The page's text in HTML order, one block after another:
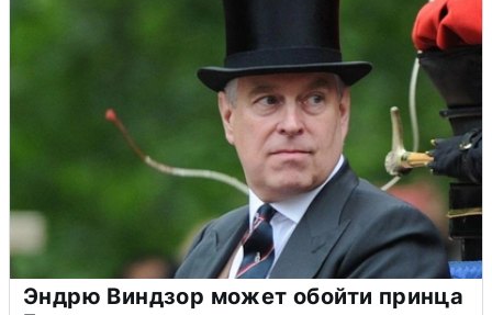
Эндрю Виндзор может обойти принца